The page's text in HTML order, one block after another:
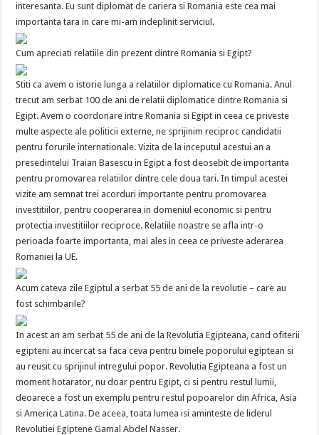
interesanta. Eu sunt diplomat de cariera si Romania este cea mai
importanta tara in care mi-am indeplinit serviciul.
Cum apreciati relatiile din prezent dintre Romania si Egipt?
Stiti ca avem o istorie lunga a relatiilor diplomatice cu Romania. Anul
trecut am serbat 100 de ani de relatii diplomatice dintre Romania si
Egipt. Avem o coordonare intre Romania si Egipt in ceea ce priveste
multe aspecte ale politicii externe, ne sprijinim reciproc candidatii
pentru forurile internationale. Vizita de la inceputul acestui an a
presedintelui Traian Basescu in Egipt a fost deosebit de importanta
pentru promovarea relatiilor dintre cele doua tari. In timpul acestei
vizite am semnat trei acorduri importante pentru promovarea
investitiilor, pentru cooperarea in domeniul economic si pentru
protectia investitiilor reciproce. Relatiile noastre se afla intr-o
perioada foarte importanta, mai ales in ceea ce priveste aderarea
Romaniei la UE.
Acum cateva zile Egiptul a serbat 55 de ani de la revolutie – care au
fost schimbarile?
In acest an am serbat 55 de ani de la Revolutia Egipteana, cand ofiterii
egipteni au incercat sa faca ceva pentru binele poporului egiptean si
au reusit cu sprijinul intregului popor. Revolutia Egipteana a fost un
moment hotarator, nu doar pentru Egipt, ci si pentru restul lumii,
deoarece a fost un exemplu pentru restul popoarelor din Africa, Asia
si America Latina. De aceea, toata lumea isi aminteste de liderul
Revolutiei Egiptene Gamal Abdel Nasser.